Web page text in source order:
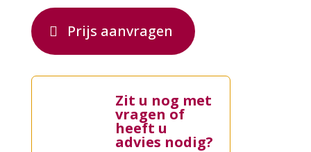
Prijs aanvragen
Zit u nog met
vragen of
heeft u
advies nodig?